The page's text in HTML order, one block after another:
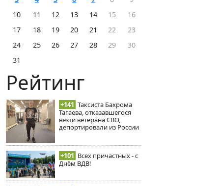
10
11 12 13 14 15
16
17
18 19 20 21 22
23
24
25 26 27 28 29
30
31
Рейтинг
+141 Таксиста Бахрома
Тагаева, отказавшегося
везти ветерана СВО,
депортировали из России
+101 Всех причастных - с
Днём ВДВ!